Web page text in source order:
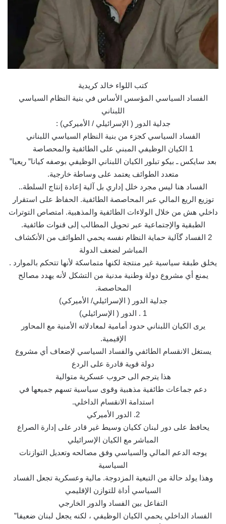
كتب اللواء خالد كريدية
الفساد السياسي المؤسس الأساس في بنية النظام السياسي
اللبناني
جدلية الدور ( الإسرائيلي / الأميركي) :
الفساد السياسي كجزء من بنية النظام السياسي اللبناني
1 الكيان الوظيفي المبني على الطائفية والمحصاصة
بعد سايكس ـ بيكو تبلور الكيان اللبناني الوظيفي بوصفه كيانا” ريعيا”
متعدد الطوائف يعتمد على وساطة خارجية.
الفساد هنا ليس مجرد خلل إداري بل آلية إعادة إنتاج السلطة..
توزيع الريع المالي عبر المحاصصة الطائفية. الحفاظ على استقرار
داخلي هش من خلال الولاءات الطائفية والمذهبية. امتصاص التوترات
الطبقية والإجتماعية عبر تحويل المطالب إلى قنوات طائفية.
2 الفساد گآلية حماية النظام نفسه يحمي الطوائف من الأنكشاف
المباشر لضعف الدولة
يخلق طبقة سياسية غير منتجة لكنها متماسكة لأنها تتحكم بالموارد .
يمنع أي مشروع دولة وطنية مدنية من التشكل لأنه يهدد مصالح
المحاصصة.
جدلية الدور ( الإسرائيلي/ الأميركي)
1 . الدور ( الإسرائيلي)
يرى الكيان اللبناني حدود أمامية لمعادلاته الأمنية مع المحاور
الإقيمية.
يستغل الانقسام الطائفي والفساد السياسي لإضعاف أي مشروع
دولة قوية قادرة على الردع
هذا يترجم الى حروب عسكرية متوالية
دعم جماعات طائفية مذهبية وقوى سياسية تسهم جميعها في
استدامة الانقسام الداخلي.
2. الدور الأميركي
يحافظ على دور لبنان ككيان وسيط غير قادر على إدارة الصراع
المباشر مع الكيان الإسرائيلي
يوجه الدعم المالي والسياسي وفق مصالحه وتعديل التوازنات
السياسية
وهذا يولد حالة من التبعية المزدوجة. مالية وعسكرية تجعل الفساد
السياسي أداة للتوازن الإقليمي
التفاعل بين الفساد والدور الخارجي
الفساد الداخلي يحمي الكيان الوظيفي ، لكنه يجعل لبنان ضعيفا”